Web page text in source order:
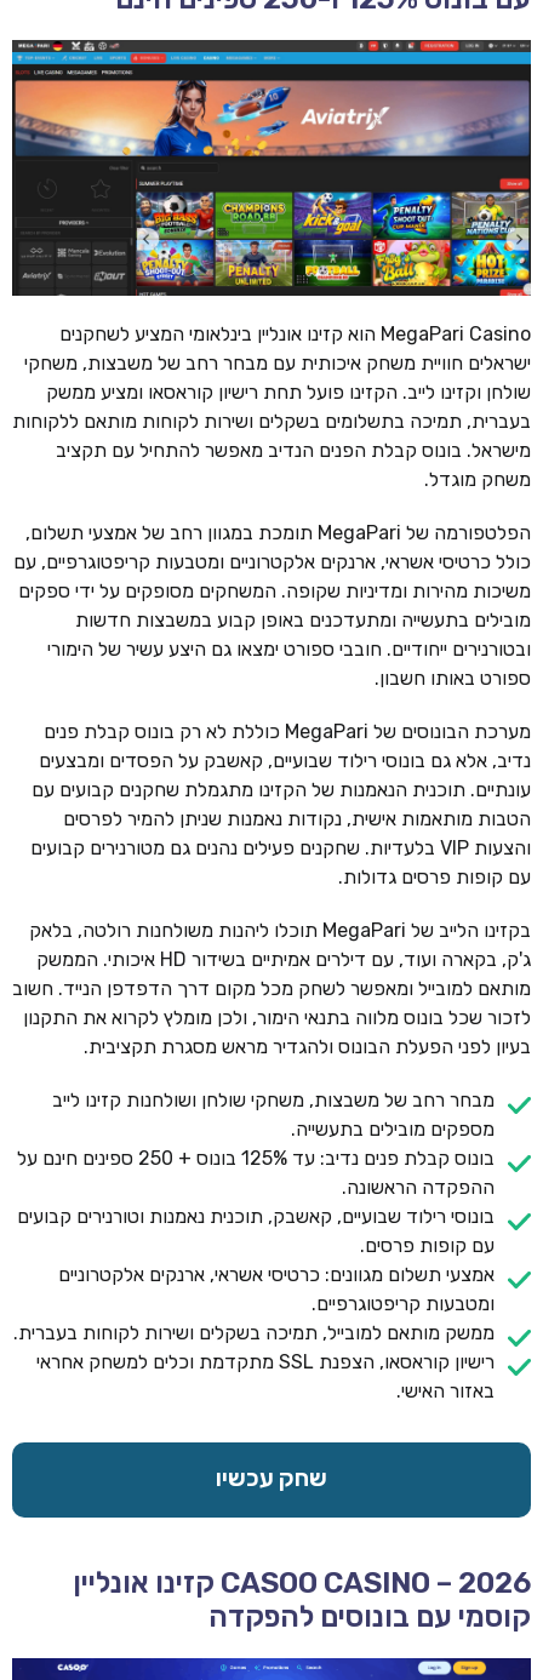
MegaPari Casino הוא קזינו אונליין בינלאומי המציע לשחקנים
ישראלים חוויית משחק איכותית עם מבחר רחב של משבצות, משחקי
שולחן וקזינו לייב. הקזינו פועל תחת רישיון קוראסאו ומציע ממשק
בעברית, תמיכה בתשלומים בשקלים ושירות לקוחות מותאם ללקוחות
מישראל. בונוס קבלת הפנים הנדיב מאפשר להתחיל עם תקציב
משחק מוגדל.
הפלטפורמה של MegaPari תומכת במגוון רחב של אמצעי תשלום,
כולל כרטיסי אשראי, ארנקים אלקטרוניים ומטבעות קריפטוגרפיים, עם
משיכות מהירות ומדיניות שקופה. המשחקים מסופקים על ידי ספקים
מובילים בתעשייה ומתעדכנים באופן קבוע במשבצות חדשות
ובטורנירים ייחודיים. חובבי ספורט ימצאו גם היצע עשיר של הימורי
ספורט באותו חשבון.
מערכת הבונוסים של MegaPari כוללת לא רק בונוס קבלת פנים
נדיב, אלא גם בונוסי רילוד שבועיים, קאשבק על הפסדים ומבצעים
עונתיים. תוכנית הנאמנות של הקזינו מתגמלת שחקנים קבועים עם
הטבות מותאמות אישית, נקודות נאמנות שניתן להמיר לפרסים
והצעות VIP בלעדיות. שחקנים פעילים נהנים גם מטורנירים קבועים
עם קופות פרסים גדולות.
בקזינו הלייב של MegaPari תוכלו ליהנות משולחנות רולטה, בלאק
ג'ק, בקארה ועוד, עם דילרים אמיתיים בשידור HD איכותי. הממשק
מותאם למובייל ומאפשר לשחק מכל מקום דרך הדפדפן הנייד. חשוב
לזכור שכל בונוס מלווה בתנאי הימור, ולכן מומלץ לקרוא את התקנון
בעיון לפני הפעלת הבונוס ולהגדיר מראש מסגרת תקציבית.
מבחר רחב של משבצות, משחקי שולחן ושולחנות קזינו לייב
מספקים מובילים בתעשייה.
בונוס קבלת פנים נדיב: עד 125% בונוס + 250 ספינים חינם על
ההפקדה הראשונה.
בונוסי רילוד שבועיים, קאשבק, תוכנית נאמנות וטורנירים קבועים
עם קופות פרסים.
אמצעי תשלום מגוונים: כרטיסי אשראי, ארנקים אלקטרוניים
ומטבעות קריפטוגרפיים.
ממשק מותאם למובייל, תמיכה בשקלים ושירות לקוחות בעברית.
רישיון קוראסאו, הצפנת SSL מתקדמת וכלים למשחק אחראי
באזור האישי.
שחק עכשיו
CASOO CASINO – 2026 קזינו אונליין
קוסמי עם בונוסים להפקדה